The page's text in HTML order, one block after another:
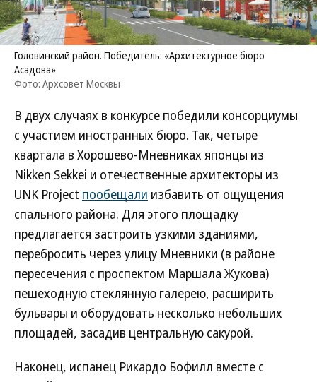
Головинский район. Победитель: «Архитектурное бюро
Асадова»
Фото: Архсовет Москвы
В двух случаях в конкурсе победили консорциумы
с участием иностранных бюро. Так, четыре
квартала в Хорошево-Мневниках японцы из
Nikken Sekkei и отечественные архитекторы из
UNK Project пообещали избавить от ощущения
спального района. Для этого площадку
предлагается застроить узкими зданиями,
перебросить через улицу Мневники (в районе
пересечения с проспектом Маршала Жукова)
пешеходную стеклянную галерею, расширить
бульвары и оборудовать несколько небольших
площадей, засадив центральную сакурой.
Наконец, испанец Рикардо Бофилл вместе с